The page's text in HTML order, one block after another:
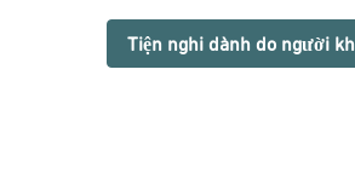
Tiện nghi dành do người